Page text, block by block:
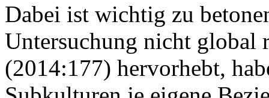
Dabei ist wichtig zu
Untersuchung nicht global
(2014:177) hervorhebt,